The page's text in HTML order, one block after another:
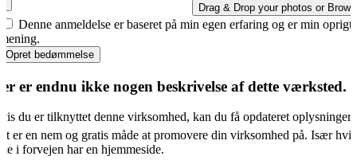
Drag & Drop your photos or
Denne anmeldelse er baseret på min egen erfaring og er min
Opret bedømmelse
er endnu ikke nogen beskrivelse af dette værksted.
du er tilknyttet denne virksomhed, kan du få opdateret
er en nem og gratis måde at promovere din virksomhed på. Især
i forvejen har en hjemmeside.